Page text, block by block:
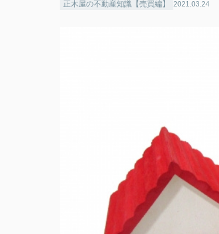
正木屋の不動産知識【売買編】 2021.03.24